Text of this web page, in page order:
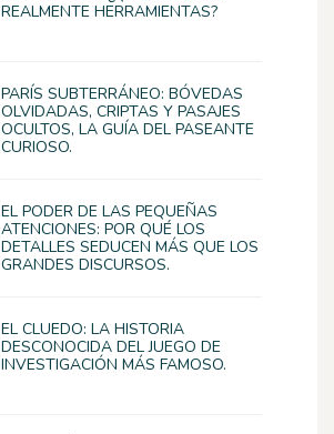
REALMENTE HERRAMIENTAS?
PARÍS SUBTERRÁNEO: BÓVEDAS
OLVIDADAS, CRIPTAS Y PASAJES
OCULTOS, LA GUÍA DEL PASEANTE
CURIOSO.
EL PODER DE LAS PEQUEÑAS
ATENCIONES: POR QUÉ LOS
DETALLES SEDUCEN MÁS QUE LOS
GRANDES DISCURSOS.
EL CLUEDO: LA HISTORIA
DESCONOCIDA DEL JUEGO DE
INVESTIGACIÓN MÁS FAMOSO.